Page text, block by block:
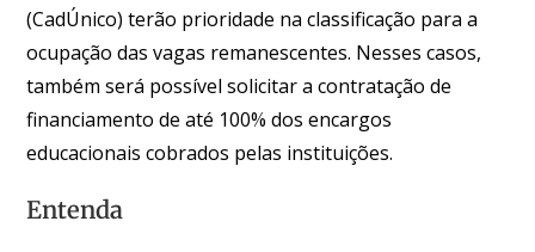
(CadÚnico) terão prioridade na classificação para a
ocupação das vagas remanescentes. Nesses casos,
também será possível solicitar a contratação de
financiamento de até 100% dos encargos
educacionais cobrados pelas instituições.
Entenda